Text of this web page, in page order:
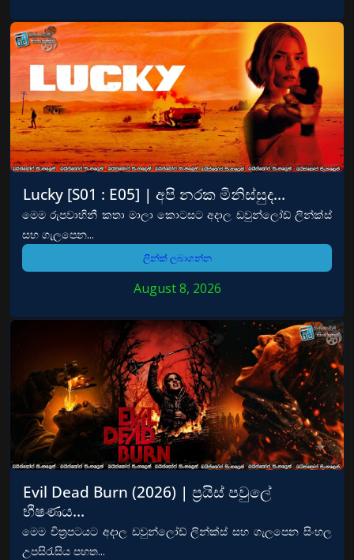
Lucky [S01 : E05] | අපි නරක මිනිස්සුද…
මෙම රුපවාහිනී කතා මාලා කොටසට අදාල ඩවුන්ලෝඩ් ලින්ක්ස්
සහ ගැලපෙන...
ලින්ක් ලබාගන්න
August 8, 2026
Evil Dead Burn (2026) | ප්‍රයිස් පවුලේ
භීෂණය…
මෙම චිත්‍රපටයට අදාල ඩවුන්ලෝඩ් ලින්ක්ස් සහ ගැලපෙන සිංහල
උපසිරැසිය පහත...